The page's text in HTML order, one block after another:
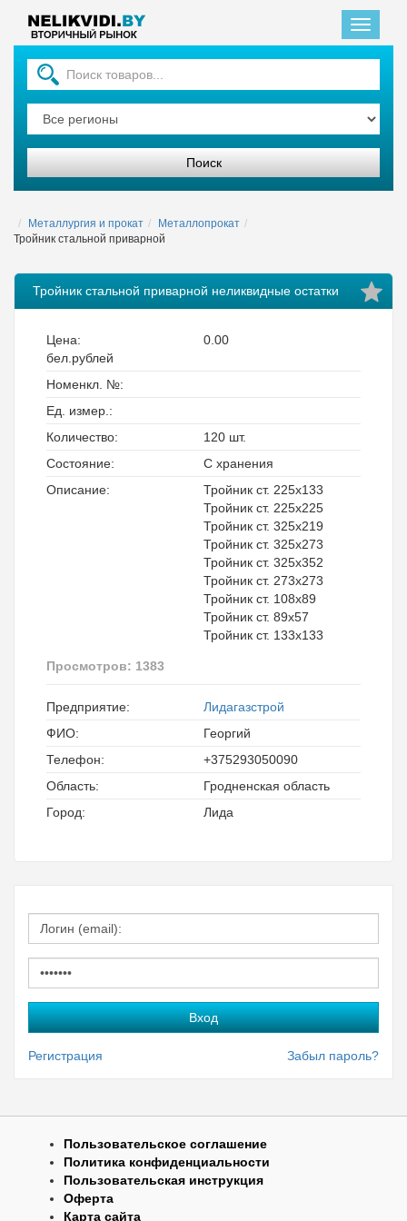
Главная
Металлургия и прокат
Металлопрокат
Тройник стальной приварной
Тройник стальной приварной неликвидные остатки
Цена:
0.00
бел.рублей
Номенкл. №:
Ед. измер.:
Количество:
120 шт.
Состояние:
С хранения
Описание:
Тройник ст. 225х133
Тройник ст. 225х225
Тройник ст. 325х219
Тройник ст. 325х273
Тройник ст. 325х352
Тройник ст. 273х273
Тройник ст. 108х89
Тройник ст. 89х57
Тройник ст. 133х133
Просмотров: 1383
Предприятие:
Лидагазстрой
ФИО:
Георгий
Телефон:
+375293050090
Область:
Гродненская область
Город:
Лида
Регистрация Забыл пароль?
Пользовательское соглашение
Политика конфиденциальности
Пользовательская инструкция
Оферта
Карта сайта